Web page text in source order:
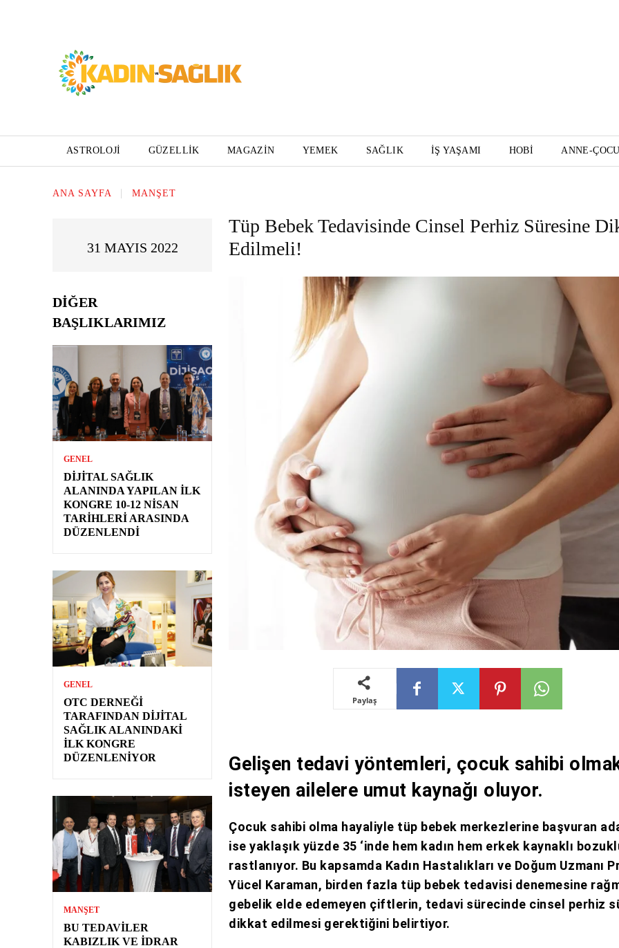
ASTROLOJI GÜZELLIK MAGAZIN YEMEK SAĞLIK İŞ YAŞAMI HOBI ANNE-
ANA SAYFA MANŞET
31 MAYIS 2022
DIĞER
BAŞLIKLARIMIZ
GENEL
DIJITAL SAĞLIK
ALANINDA YAPILAN İLK
KONGRE 10-12 NISAN
TARIHLERI ARASINDA
DÜZENLENDI
GENEL
OTC DERNEĞI
TARAFINDAN DIJITAL
SAĞLIK ALANINDAKI
İLK KONGRE
DÜZENLENIYOR
MANŞET
BU TEDAVILER
KABIZLIK VE İDRAR
Tüp Bebek Tedavisinde Cinsel Perhiz Süresine
Edilmeli!
Paylaş
Gelişen tedavi yöntemleri, çocuk sahibi
isteyen ailelere umut kaynağı oluyor.
Çocuk sahibi olma hayaliyle tüp bebek merkezlerine başvuran
ise yaklaşık yüzde 35 ‘inde hem kadın hem erkek kaynaklı
rastlanıyor. Bu kapsamda Kadın Hastalıkları ve Doğum Uzmanı
Yücel Karaman, birden fazla tüp bebek tedavisi denemesine
gebelik elde edemeyen çiftlerin, tedavi sürecinde cinsel perhiz
dikkat edilmesi gerektiğini belirtiyor.